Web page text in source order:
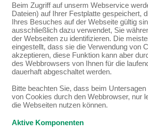
Beim Zugriff auf unserm Webservice
Dateien) auf Ihrer Festplatte gespeichert,
Ihres Besuches auf der Webseite gültig
ausschließlich dazu verwendet, Sie
der Webseiten zu identifizieren. Die
eingestellt, dass sie die Verwendung von
akzeptieren, diese Funktion kann aber
des Webbrowsers von Ihnen für die
dauerhaft abgeschaltet werden.
Bitte beachten Sie, dass beim
von Cookies durch den Webbrowser, nur
die Webseiten nutzen können.
Aktive Komponenten